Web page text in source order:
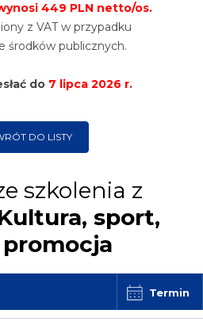
449 PLN netto/os.
z VAT w przypadku
środków publicznych.
do 7 lipca 2026 r.
DO LISTY
szkolenia z
sport,
promocja
Termin